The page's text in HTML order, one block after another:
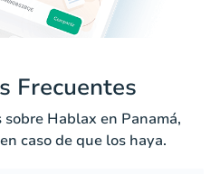
Frecuentes
Hablax en Panamá,
caso de que los haya.